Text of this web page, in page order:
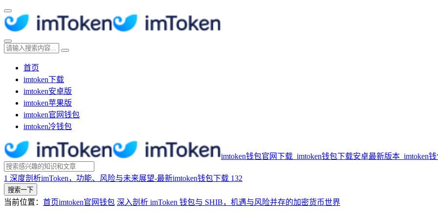
首页
imtoken下载
imtoken安卓版
imtoken苹果版
imtoken官网钱包
imtoken冷钱包
imtoken钱包官网下载_imtoken钱包下载安卓最新版本_imtoken
1 深度剖析imToken，功能、风险与未来展望-最新imtoken钱包下载 132
搜索一下
当前位置： 首页imtoken官网钱包 深入剖析 imToken 钱包与 SHIB，机遇与风险并存的加密货币世界